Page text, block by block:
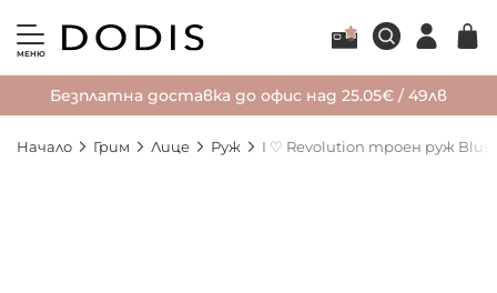
МЕНЮ
Безплатна доставка до офис над 25.05€ / 49лв
Начало Грим Лице Руж I ♡ Revolution троен руж